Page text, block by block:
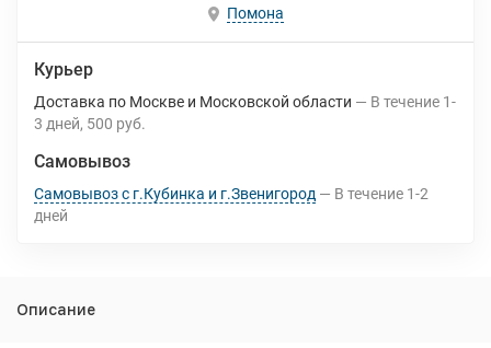
Помона
Курьер
Доставка по Москве и Московской области В течение 1-
3 дней 500 руб.
Самовывоз
Самовывоз с г.Кубинка и г.Звенигород В течение 1-2
дней
Описание